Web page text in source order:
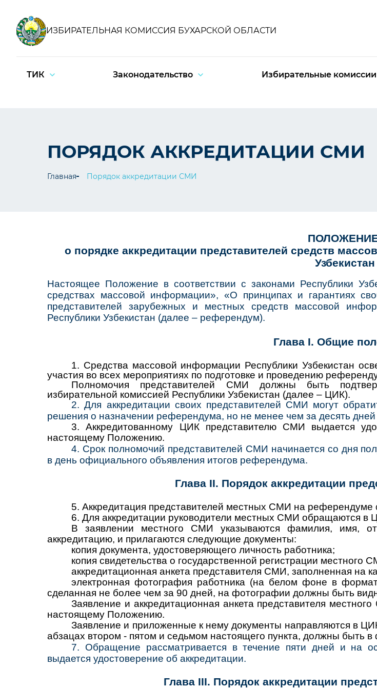
ИЗБИРАТЕЛЬНАЯ КОМИССИЯ БУХАРСКОЙ ОБЛАСТИ
ТИК Законодательство Избирательные комиссии
ПОРЯДОК АККРЕДИТАЦИИ СМИ
Главная Порядок аккредитации СМИ
о порядке аккредитации представителей средств
Узбекистан
Настоящее Положение в соответствии с законами Республики
средствах массовой информации», «О принципах и гарантиях
представителей зарубежных и местных средств массовой
Республики Узбекистан (далее – референдум).
Глава I. Общие
1. Средства массовой информации Республики Узбекистан
участия во всех мероприятиях по подготовке и проведению
Полномочия представителей СМИ должны быть
избирательной комиссией Республики Узбекистан (далее – ЦИК).
2. Для аккредитации своих представителей СМИ могут
решения о назначении референдума, но не менее чем за десять
3. Аккредитованному ЦИК представителю СМИ выдается
настоящему Положению.
4. Срок полномочий представителей СМИ начинается со дня
в день официального объявления итогов референдума.
Глава II. Порядок аккредитации
5. Аккредитация представителей местных СМИ на референдуме
6. Для аккредитации руководители местных СМИ обращаются в
В заявлении местного СМИ указываются фамилия, имя,
аккредитацию, и прилагаются следующие документы:
копия документа, удостоверяющего личность работника;
копия свидетельства о государственной регистрации местного
аккредитационная анкета представителя СМИ, заполненная на
электронная фотография работника (на белом фоне в
сделанная не более чем за 90 дней, на фотографии должны быть
Заявление и аккредитационная анкета представителя
настоящему Положению.
Заявление и приложенные к нему документы направляются в
абзацах втором - пятом и седьмом настоящего пункта, должны быть
7. Обращение рассматривается в течение пяти дней и на
выдается удостоверение об аккредитации.
Глава III. Порядок аккредитации